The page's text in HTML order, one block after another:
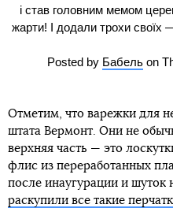
і став головним мемом
жарти! І додали трохи своїх
Posted by Бабель on
Отметим, что варежки для
штата Вермонт. Они не
верхняя часть — это
флис из переработанных
после инаугурации и шуток
раскупили все такие